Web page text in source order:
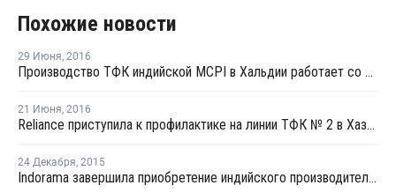
Похожие новости
29 Июня, 2016
Производство ТФК индийской МCPI в Хальдии работает со 100% загрузкой мощностей
21 Июня, 2016
Reliance приступила к профилактике на линии ТФК № 2 в Хазире
24 Декабря, 2015
Indorama завершила приобретение индийского производителя ПЭТ MicroPet